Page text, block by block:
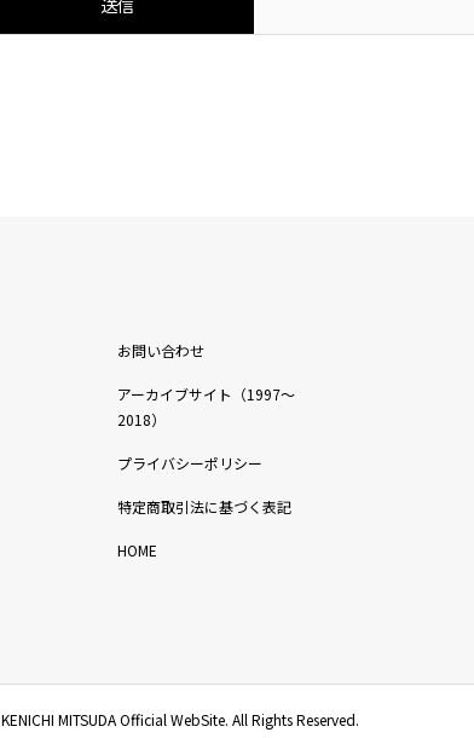
お問い合わせ
アーカイブサイト（1997〜
2018）
プライバシーポリシー
特定商取引法に基づく表記
HOME
KENICHI MITSUDA Official WebSite. All Rights Reserved.